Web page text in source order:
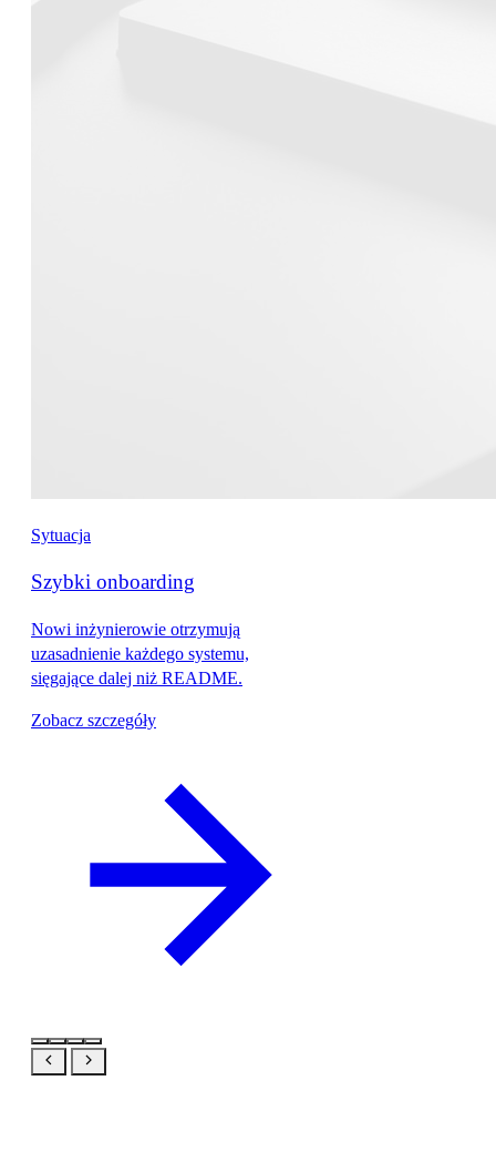
Sytuacja
Szybki onboarding
Nowi inżynierowie otrzymują
uzasadnienie każdego systemu,
sięgające dalej niż README.
Zobacz szczegóły